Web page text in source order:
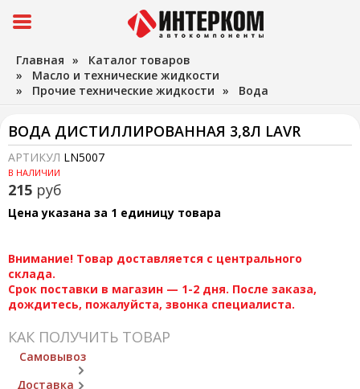
Главная » Каталог товаров
» Масло и технические жидкости
» Прочие технические жидкости » Вода
ВОДА ДИСТИЛЛИРОВАННАЯ 3,8Л LAVR
АРТИКУЛ LN5007
В НАЛИЧИИ
215 руб
Цена указана за 1 единицу товара
Внимание! Товар доставляется с центрального
склада.
Срок поставки в магазин — 1-2 дня. После заказа,
дождитесь, пожалуйста, звонка специалиста.
КАК ПОЛУЧИТЬ ТОВАР
Самовывоз
Доставка